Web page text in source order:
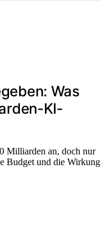
Was
KI-
Milliarden an, doch nur
Budget und die Wirkung